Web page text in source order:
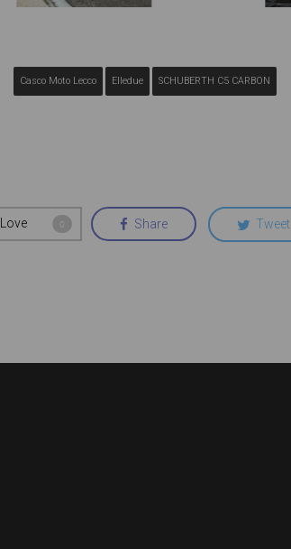
Casco Moto Lecco Elledue SCHUBERTH C5 CARBON
Love 0 Share Tweet